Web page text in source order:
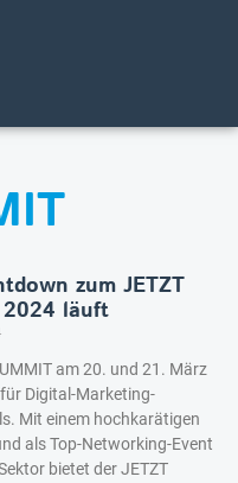
zum JETZT
2024 läuft
am 20. und 21. März
Digital-Marketing-
Mit einem hochkarätigen
als Top-Networking-Event
bietet der JETZT